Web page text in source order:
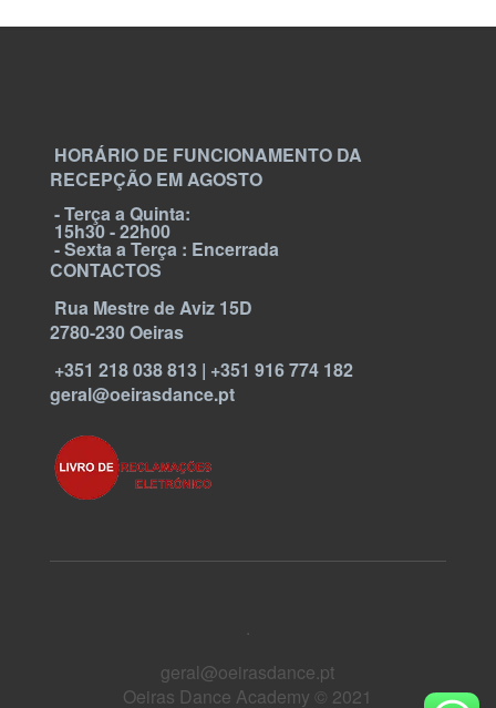
HORÁRIO DE FUNCIONAMENTO DA
RECEPÇÃO EM AGOSTO
- Terça a Quinta:
15h30 - 22h00
- Sexta a Terça : Encerrada
CONTACTOS
Rua Mestre de Aviz 15D
2780-230 Oeiras
+351 218 038 813 | +351 916 774 182
geral@oeirasdance.pt
geral@oeirasdance.pt
Oeiras Dance Academy © 2021